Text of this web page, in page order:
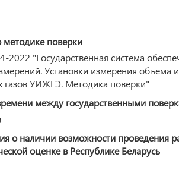
методике поверки
"Государственная система
Установки измерения объема
УИЖГЭ. Методика поверки"
между государственными
о наличии возможности проведения
оценке в Республике Беларусь